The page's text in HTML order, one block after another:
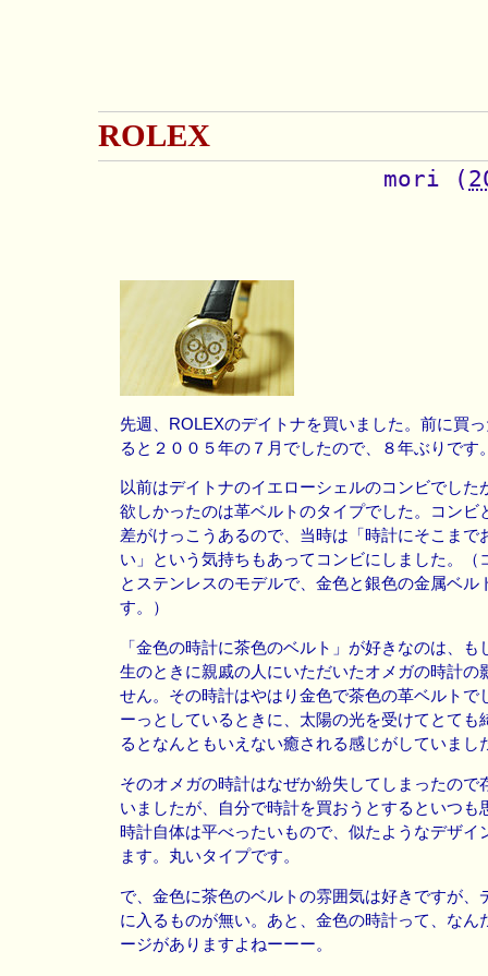
ROLEX
mori (
先週、ROLEXのデイトナを買いました。前に買
ると２００５年の７月でしたので、８年ぶりです
以前はデイトナのイエローシェルのコンビでした
欲しかったのは革ベルトのタイプでした。コンビ
差がけっこうあるので、当時は「時計にそこまで
い」という気持ちもあってコンビにしました。（
とステンレスのモデルで、金色と銀色の金属ベル
す。）
「金色の時計に茶色のベルト」が好きなのは、も
生のときに親戚の人にいただいたオメガの時計の
せん。その時計はやはり金色で茶色の革ベルトで
ーっとしているときに、太陽の光を受けてとても
るとなんともいえない癒される感じがしていまし
そのオメガの時計はなぜか紛失してしまったので
いましたが、自分で時計を買おうとするといつも
時計自体は平べったいもので、似たようなデザイ
ます。丸いタイプです。
で、金色に茶色のベルトの雰囲気は好きですが、
に入るものが無い。あと、金色の時計って、なん
ージがありますよねーーー。